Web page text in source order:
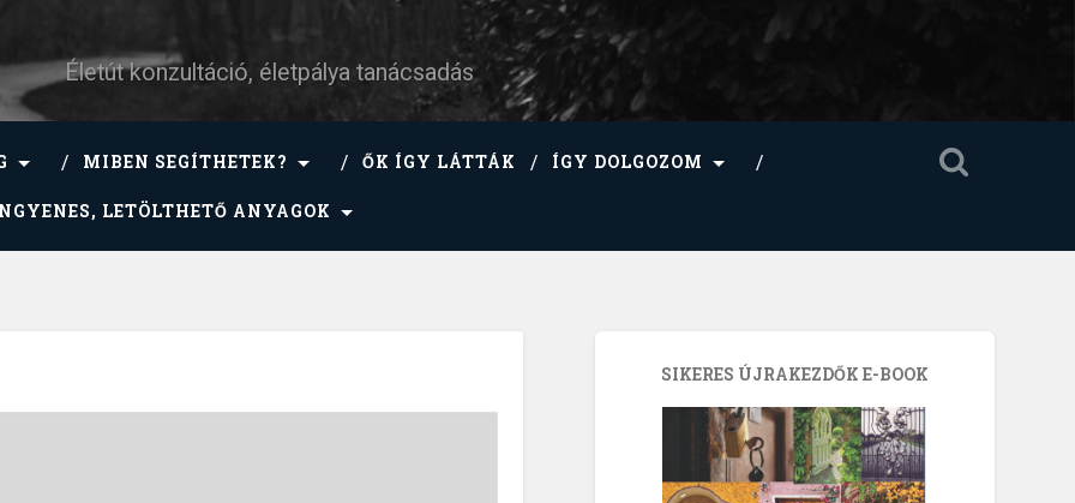
Életút konzultáció, életpálya tanácsadás
MIBEN SEGÍTHETEK? ŐK ÍGY LÁTTÁK ÍGY DOLGOZOM
LETÖLTHETŐ ANYAGOK
SIKERES ÚJRAKEZDŐK E-BOOK